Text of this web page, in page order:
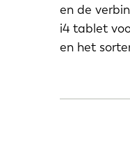
en de
i4 tablet
en het